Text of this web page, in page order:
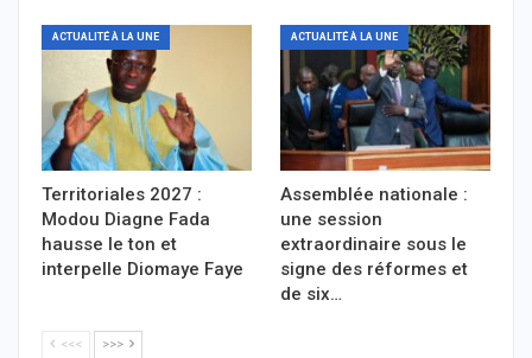
ACTUALITÉ À LA UNE
Territoriales 2027 :
Modou Diagne Fada
hausse le ton et
interpelle Diomaye Faye
ACTUALITÉ À LA UNE
Assemblée nationale :
une session
extraordinaire sous le
signe des réformes et
de six…
<<< >>>